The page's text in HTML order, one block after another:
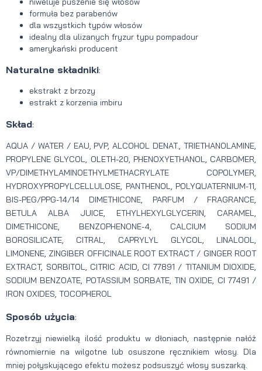
formuła bez parabenów
dla wszystkich typów włosów
idealny dla ulizanych fryzur typu pompadour
amerykański producent
Naturalne składniki:
ekstrakt z brzozy
estrakt z korzenia imbiru
Skład:
AQUA / WATER / EAU, PVP, ALCOHOL DENAT., TRIETHANOLAMINE,
PROPYLENE GLYCOL, OLETH-20, PHENOXYETHANOL, CARBOMER,
VP/DIMETHYLAMINOETHYLMETHACRYLATE COPOLYMER,
HYDROXYPROPYLCELLULOSE, PANTHENOL, POLYQUATERNIUM-11,
BIS-PEG/PPG-14/14 DIMETHICONE, PARFUM / FRAGRANCE,
BETULA ALBA JUICE, ETHYLHEXYLGLYCERIN, CARAMEL,
DIMETHICONE, BENZOPHENONE-4, CALCIUM SODIUM
BOROSILICATE, CITRAL, CAPRYLYL GLYCOL, LINALOOL,
LIMONENE, ZINGIBER OFFICINALE ROOT EXTRACT / GINGER ROOT
EXTRACT, SORBITOL, CITRIC ACID, CI 77891 / TITANIUM DIOXIDE,
SODIUM BENZOATE, POTASSIUM SORBATE, TIN OXIDE, CI 77491 /
IRON OXIDES, TOCOPHEROL
Sposób użycia:
Rozetrzyj niewielką ilość produktu w dłoniach, następnie nałóż
równomiernie na wilgotne lub osuszone ręcznikiem włosy. Dla
mniej połyskującego efektu możesz podsuszyć włosy suszarką.